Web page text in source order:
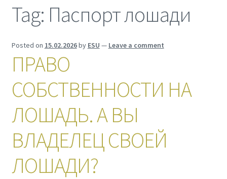
Save Horses
My account
Tag: Паспорт лошади
Posted on 15.02.2026by ESU — Leave a comment
ПРАВО
СОБСТВЕННОСТИ НА
ЛОШАДЬ. А ВЫ
ВЛАДЕЛЕЦ СВОЕЙ
ЛОШАДИ?